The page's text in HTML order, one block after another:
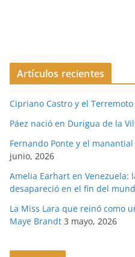
Artículos recientes
Cipriano Castro y el
Páez nació en Durigua de la
Fernando Ponte y el
junio, 2026
Amelia Earhart en Venezuela:
desapareció en el fin del
La Miss Lara que reinó como
Maye Brandt 3 mayo, 2026